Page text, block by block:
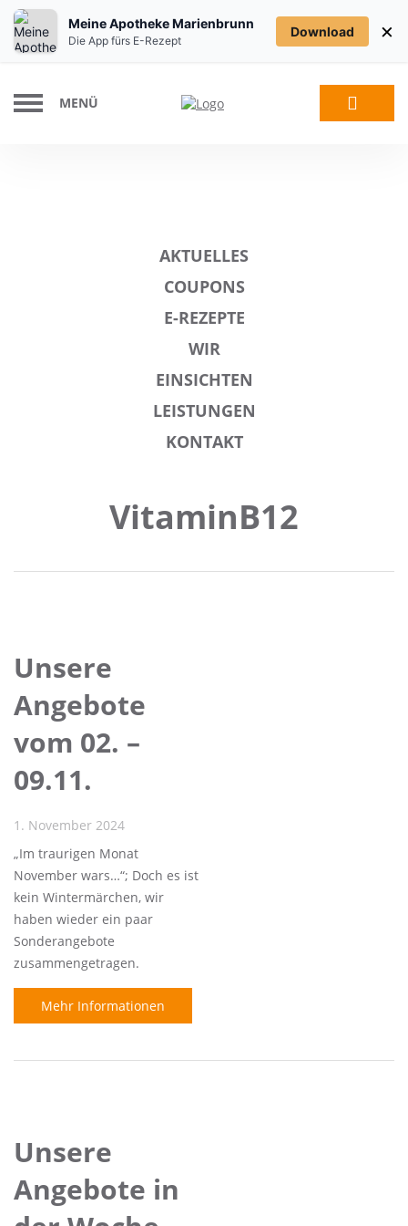
MENÜ
AKTUELLES
COUPONS
E-REZEPTE
WIR
EINSICHTEN
LEISTUNGEN
KONTAKT
VitaminB12
Unsere
Angebote
vom 02. –
09.11.
1. November 2024
„Im traurigen Monat
November wars…“; Doch es ist
kein Wintermärchen, wir
haben wieder ein paar
Sonderangebote
zusammengetragen.
Mehr Informationen
Unsere
Angebote in
Meine Apotheke Marienbrunn
Die App fürs E-Rezept
Download ×